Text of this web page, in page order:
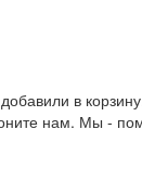
в
нам. Мы -